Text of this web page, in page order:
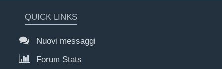
QUICK LINKS
Nuovi messaggi
Forum Stats